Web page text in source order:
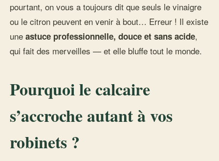
pourtant, on vous a toujours dit que seuls le vinaigre
ou le citron peuvent en venir à bout… Erreur ! Il existe
une astuce professionnelle, douce et sans acide,
qui fait des merveilles — et elle bluffe tout le monde.
Pourquoi le calcaire
s’accroche autant à vos
robinets ?